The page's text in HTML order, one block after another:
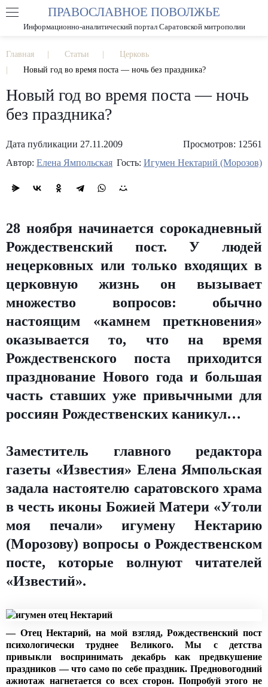
РАЗМЕР ШРИФТА А А
ПРАВОСЛАВНОЕ ПОВОЛЖЬЕ
Информационно-аналитический портал Саратовской митрополии
Главная Статьи
Церковь
Новый год во время поста — ночь без праздника?
Новый год во время поста — ночь
без праздника?
Дата публикации 27.11.2009
Просмотров: 12561
Автор: Елена Ямпольская Гость: Игумен Нектарий (Морозов)
28 ноября начинается сорокадневный
Рождественский пост. У людей
нецерковных или только входящих в
церковную жизнь он вызывает
множество вопросов: обычно
настоящим «камнем преткновения»
оказывается то, что на время
Рождественского поста приходится
празднование Нового года и большая
часть ставших уже привычными для
россиян Рождественских каникул…
Заместитель главного редактора
газеты «Известия» Елена Ямпольская
задала настоятелю саратовского храма
в честь иконы Божией Матери «Утоли
моя печали» игумену Нектарию
(Морозову) вопросы о Рождественском
посте, которые волнуют читателей
«Известий».
— Отец Нектарий, на мой взгляд, Рождественский пост
психологически труднее Великого. Мы с детства
привыкли воспринимать декабрь как предвкушение
праздников — что само по себе праздник. Предновогодний
ажиотаж нагнетается со всех сторон. Попробуй этого не